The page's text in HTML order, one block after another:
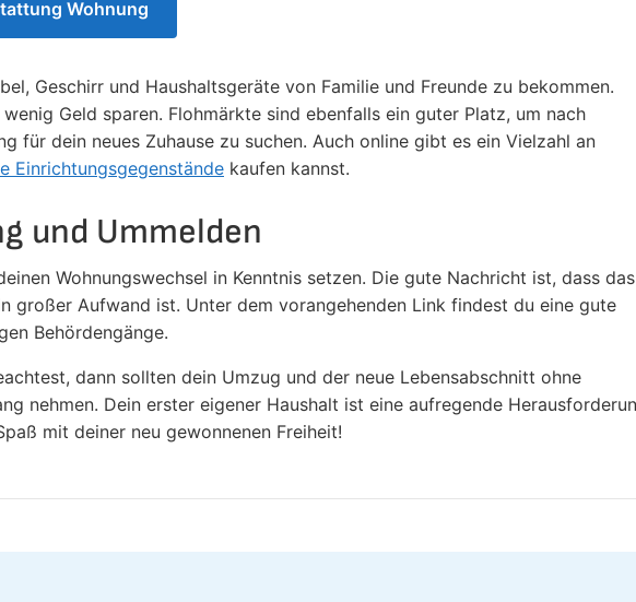
Wohnung
Geschirr und Haushaltsgeräte von Familie und Freunde zu bekommen.
Geld sparen. Flohmärkte sind ebenfalls ein guter Platz, um nach
für dein neues Zuhause zu suchen. Auch online gibt es ein Vielzahl an
Einrichtungsgegenstände kaufen kannst.
und Ummelden
Wohnungswechsel in Kenntnis setzen. Die gute Nachricht ist, dass das
großer Aufwand ist. Unter dem vorangehenden Link findest du eine gute
Behördengänge.
dann sollten dein Umzug und der neue Lebensabschnitt ohne
nehmen. Dein erster eigener Haushalt ist eine aufregende
mit deiner neu gewonnenen Freiheit!